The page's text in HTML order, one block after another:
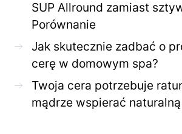
SUP Allround zamiast
Porównanie
Jak skutecznie zadbać o
cerę w domowym spa?
Twoja cera potrzebuje
mądrze wspierać